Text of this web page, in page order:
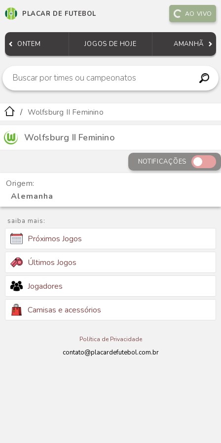
PLACAR DE FUTEBOL AO VIVO
ONTEM JOGOS DE HOJE AMANHÃ
Wolfsburg II Feminino
Wolfsburg II Feminino
NOTIFICAÇÕES
Origem:
Alemanha
saiba mais:
Próximos Jogos
Últimos Jogos
Jogadores
Camisas e acessórios
Política de Privacidade
contato@placardefutebol.com.br